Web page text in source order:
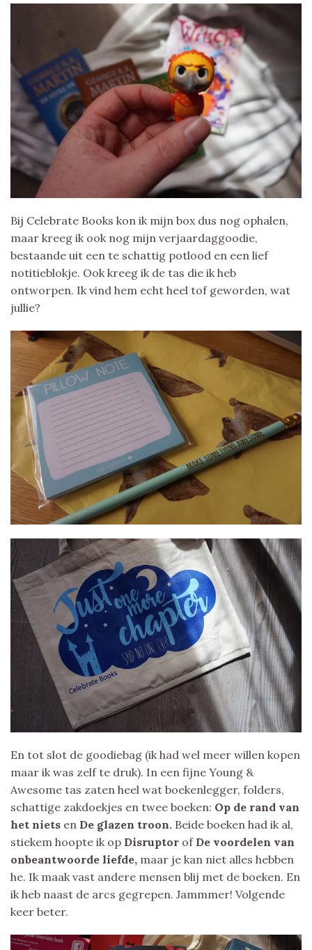
Bij Celebrate Books kon ik mijn box dus nog ophalen,
maar kreeg ik ook nog mijn verjaardaggoodie,
bestaande uit een te schattig potlood en een lief
notitieblokje. Ook kreeg ik de tas die ik heb
ontworpen. Ik vind hem echt heel tof geworden, wat
jullie?
En tot slot de goodiebag (ik had wel meer willen kopen
maar ik was zelf te druk). In een fijne Young &
Awesome tas zaten heel wat boekenlegger, folders,
schattige zakdoekjes en twee boeken: Op de rand van
het niets en De glazen troon. Beide boeken had ik al,
stiekem hoopte ik op Disruptor of De voordelen van
onbeantwoorde liefde, maar je kan niet alles hebben
he. Ik maak vast andere mensen blij met de boeken. En
ik heb naast de arcs gegrepen. Jammmer! Volgende
keer beter.